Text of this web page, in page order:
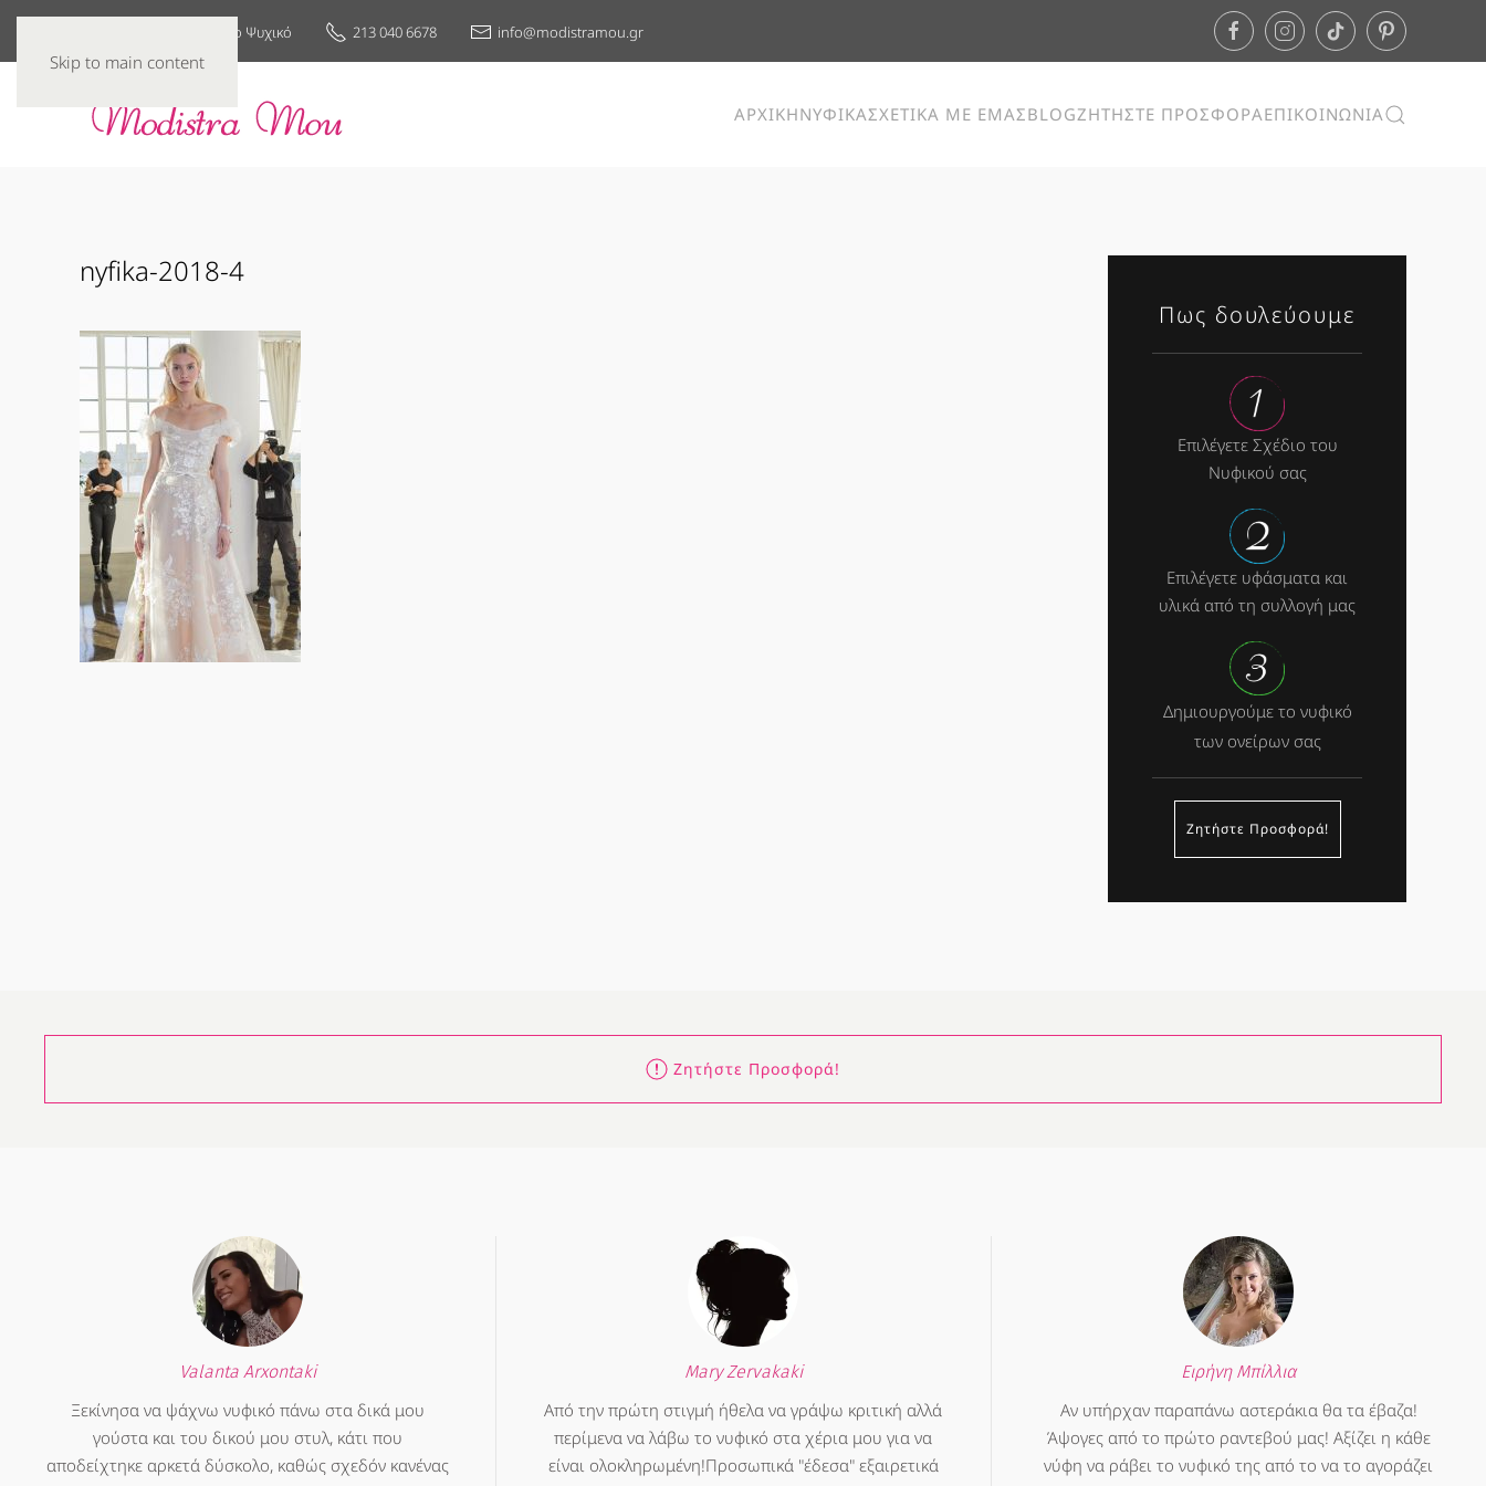
Skip to main content
25ης Μαρτίου 7, Νέο Ψυχικό 213 040 6678 info@modistramou.gr
ΑΡΧΙΚΗΝΥΦΙΚΑΣΧΕΤΙΚΑ ΜΕ ΕΜΑΣBLOGΖΗΤΗΣΤΕ ΠΡΟΣΦΟΡΑΕΠΙΚΟΙΝΩΝΙΑ
nyfika-2018-4
Πως δουλεύουμε
Επιλέγετε Σχέδιο του
Νυφικού σας
Επιλέγετε υφάσματα και
υλικά από τη συλλογή μας
Δημιουργούμε το νυφικό
των ονείρων σας
Ζητήστε Προσφορά!
Ζητήστε Προσφορά!
Valanta Arxontaki
Ξεκίνησα να ψάχνω νυφικό πάνω στα δικά μου
γούστα και του δικού μου στυλ, κάτι που
αποδείχτηκε αρκετά δύσκολο, καθώς σχεδόν κανένας
Mary Zervakaki
Από την πρώτη στιγμή ήθελα να γράψω κριτική αλλά
περίμενα να λάβω το νυφικό στα χέρια μου για να
είναι ολοκληρωμένη!Προσωπικά "έδεσα" εξαιρετικά
Ειρήνη Μπίλλια
Αν υπήρχαν παραπάνω αστεράκια θα τα έβαζα!
Άψογες από το πρώτο ραντεβού μας! Αξίζει η κάθε
νύφη να ράβει το νυφικό της από το να το αγοράζει